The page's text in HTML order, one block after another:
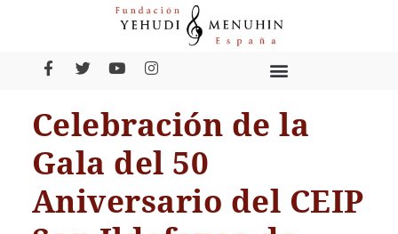
Celebración de la
Gala del 50
Aniversario del CEIP